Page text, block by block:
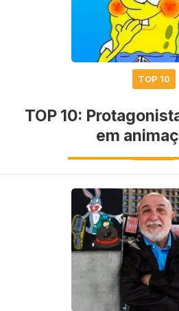
TOP 10
TOP 10:
em